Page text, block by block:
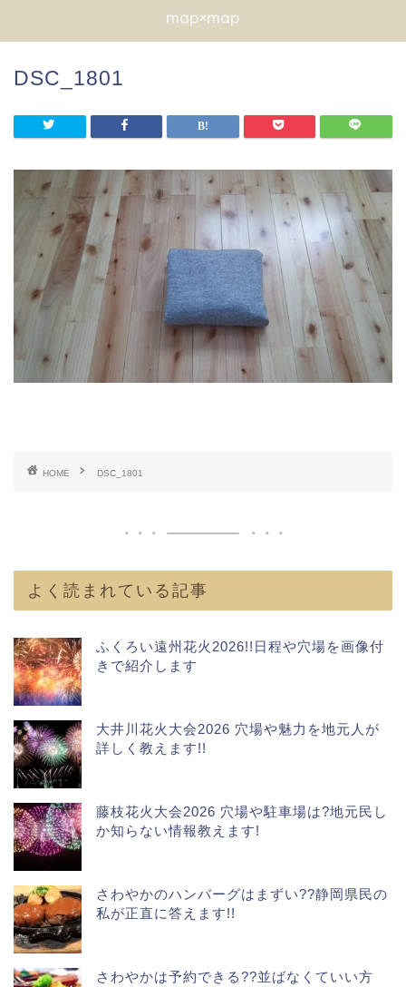
map×map
DSC_1801
HOME DSC_1801
よく読まれている記事
ふくろい遠州花火2026!!日程や穴場を画像付
きで紹介します
大井川花火大会2026 穴場や魅力を地元人が
詳しく教えます!!
藤枝花火大会2026 穴場や駐車場は?地元民し
か知らない情報教えます!
さわやかのハンバーグはまずい??静岡県民の
私が正直に答えます!!
さわやかは予約できる??並ばなくていい方